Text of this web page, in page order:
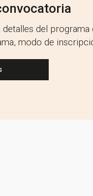
del programa
modo de